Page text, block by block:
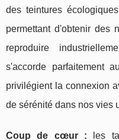
des teintures
permettant d'obtenir des
reproduire
s'accorde parfaitement
privilégient la connexion
de sérénité dans nos vies
Coup de cœur : les